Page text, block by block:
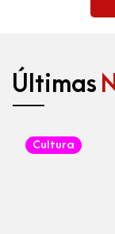
Últimas
Cultura